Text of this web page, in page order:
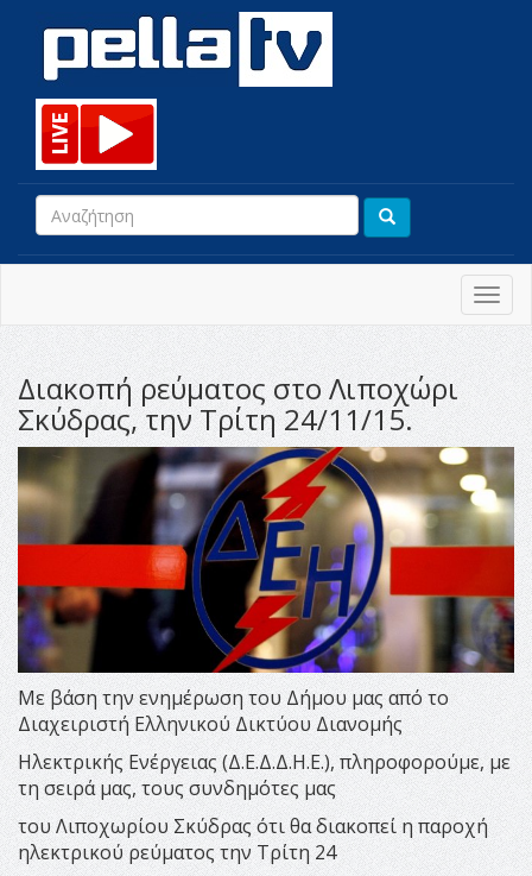
Διακοπή ρεύματος στο Λιποχώρι
Σκύδρας, την Τρίτη 24/11/15.
Με βάση την ενημέρωση του Δήμου μας από το
Διαχειριστή Ελληνικού Δικτύου Διανομής
Ηλεκτρικής Ενέργειας (Δ.Ε.Δ.Δ.Η.Ε.), πληροφορούμε, με
τη σειρά μας, τους συνδημότες μας
του Λιποχωρίου Σκύδρας ότι θα διακοπεί η παροχή
ηλεκτρικού ρεύματος την Τρίτη 24